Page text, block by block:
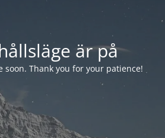
är på
soon. Thank you for your patience!